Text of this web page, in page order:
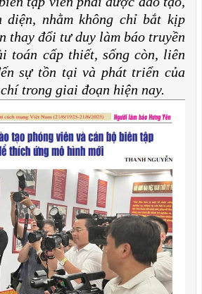
diện, nhằm không chỉ bắt kịp
thay đổi tư duy làm báo truyền
toán cấp thiết, sống còn, liên
sự tồn tại và phát triển của
trong giai đoạn hiện nay.